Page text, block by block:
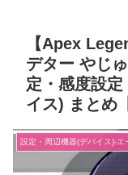
【Apex
デター やじ
定・感度設
イス) まとめ